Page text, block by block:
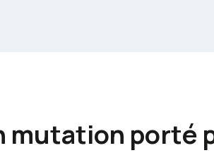
mutation porté